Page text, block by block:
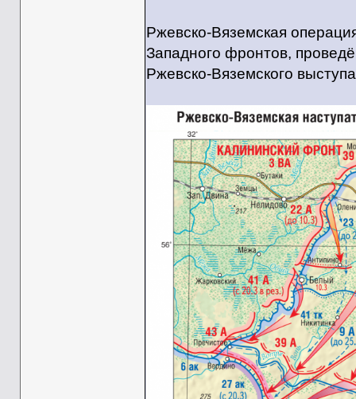
Ржевско-Вяземская
Западного фронтов,
Ржевско-Вяземского